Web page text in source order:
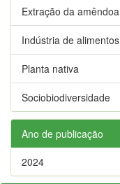
Extração da amêndoa
Indústria de alimentos
Planta nativa
Sociobiodiversidade
Ano de publicação
2024